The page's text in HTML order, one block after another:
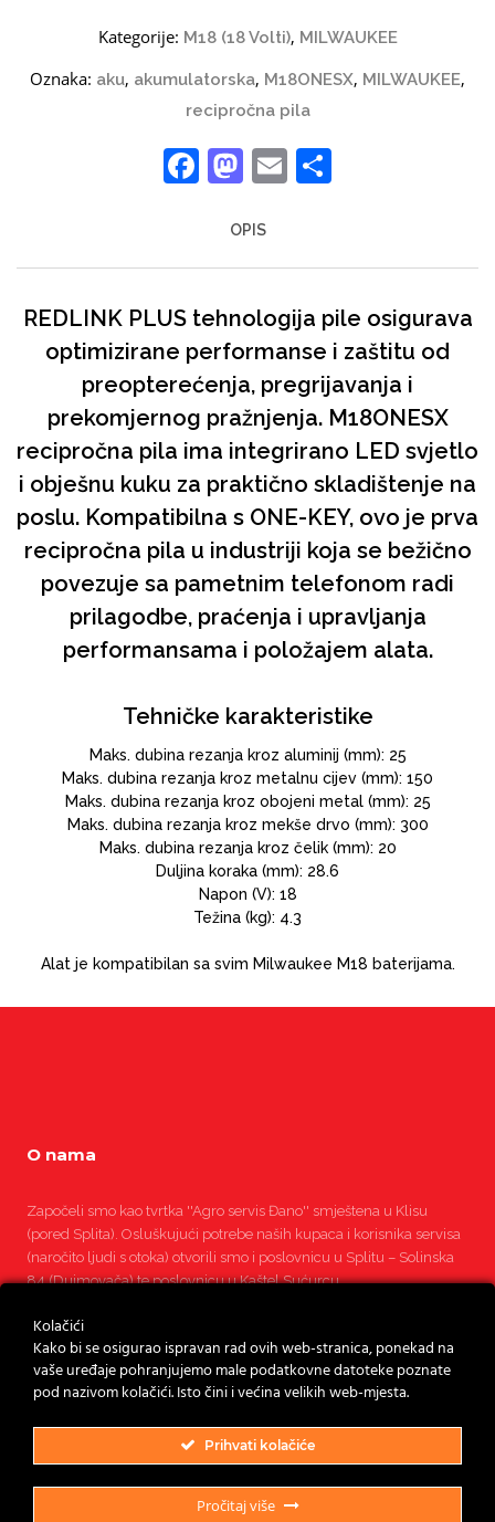
Kategorije: M18 (18 Volti), MILWAUKEE
Oznaka: aku, akumulatorska, M18ONESX, MILWAUKEE,
recipročna pila
Facebook
Mastodon
Email
OPIS
REDLINK PLUS tehnologija pile osigurava
optimizirane performanse i zaštitu od
preopterećenja, pregrijavanja i
prekomjernog pražnjenja. M18ONESX
recipročna pila ima integrirano LED svjetlo
i obješnu kuku za praktično skladištenje na
poslu. Kompatibilna s ONE-KEY, ovo je prva
recipročna pila u industriji koja se bežično
povezuje sa pametnim telefonom radi
prilagodbe, praćenja i upravljanja
performansama i položajem alata.
Tehničke karakteristike
Maks. dubina rezanja kroz aluminij (mm): 25
Maks. dubina rezanja kroz metalnu cijev (mm): 150
Maks. dubina rezanja kroz obojeni metal (mm): 25
Maks. dubina rezanja kroz mekše drvo (mm): 300
Maks. dubina rezanja kroz čelik (mm): 20
Duljina koraka (mm): 28.6
Napon (V): 18
Težina (kg): 4.3
Alat je kompatibilan sa svim Milwaukee M18 baterijama.
O nama
Započeli smo kao tvrtka ''Agro servis Đano'' smještena u Klisu
(pored Splita). Osluškujući potrebe naših kupaca i korisnika servisa
(naročito ljudi s otoka) otvorili smo i poslovnicu u Splitu – Solinska
84 (Dujmovača) te poslovnicu u Kaštel Sućurcu.
Pročitajte više
Kolačići
Kako bi se osigurao ispravan rad ovih web-stranica, ponekad na
vaše uređaje pohranjujemo male podatkovne datoteke poznate
pod nazivom kolačići. Isto čini i većina velikih web-mjesta.
Prihvati kolačiće
Pročitaj više